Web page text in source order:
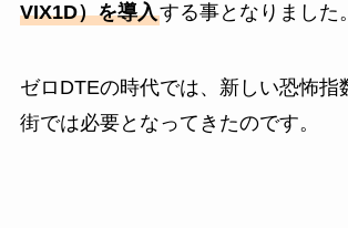
VIX1D）を導入する事となりました。
ゼロDTEの時代では、新しい恐怖指
街では必要となってきたのです。